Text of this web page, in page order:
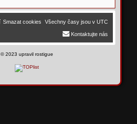
t
Všechny časy jsou v UTC
Smazat cookies
Kontaktujte nás
©2023 upravil rostigue